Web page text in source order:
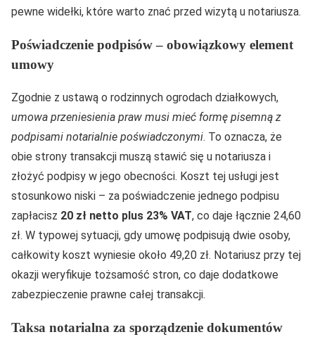
pewne widełki, które warto znać przed wizytą u notariusza.
Poświadczenie podpisów – obowiązkowy element
umowy
Zgodnie z ustawą o rodzinnych ogrodach działkowych,
umowa przeniesienia praw musi mieć formę pisemną z
podpisami notarialnie poświadczonymi. To oznacza, że
obie strony transakcji muszą stawić się u notariusza i
złożyć podpisy w jego obecności. Koszt tej usługi jest
stosunkowo niski – za poświadczenie jednego podpisu
zapłacisz 20 zł netto plus 23% VAT, co daje łącznie 24,60
zł. W typowej sytuacji, gdy umowę podpisują dwie osoby,
całkowity koszt wyniesie około 49,20 zł. Notariusz przy tej
okazji weryfikuje tożsamość stron, co daje dodatkowe
zabezpieczenie prawne całej transakcji.
Taksa notarialna za sporządzenie dokumentów